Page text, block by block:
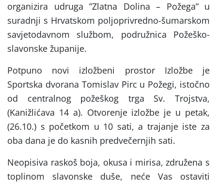
organizira udruga ”Zlatna Dolina – Požega” u
suradnji s Hrvatskom poljoprivredno-šumarskom
savjetodavnom službom, podružnica Požeško-
slavonske županije.
Potpuno novi izložbeni prostor Izložbe je
Sportska dvorana Tomislav Pirc u Požegi, istočno
od centralnog požeškog trga Sv. Trojstva,
(Kanižlićava 14 a). Otvorenje izložbe je u petak,
(26.10.) s početkom u 10 sati, a trajanje iste za
oba dana je do kasnih predvečernjih sati.
Neopisiva raskoš boja, okusa i mirisa, združena s
toplinom slavonske duše, neće Vas ostaviti